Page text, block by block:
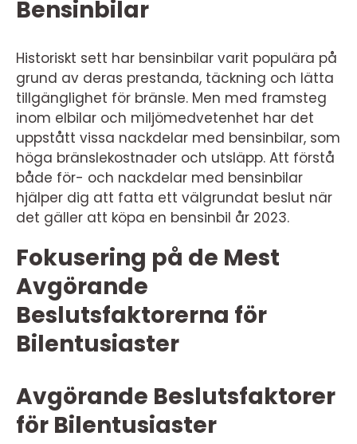
Bensinbilar
Historiskt sett har bensinbilar varit populära på
grund av deras prestanda, täckning och lätta
tillgänglighet för bränsle. Men med framsteg
inom elbilar och miljömedvetenhet har det
uppstått vissa nackdelar med bensinbilar, som
höga bränslekostnader och utsläpp. Att förstå
både för- och nackdelar med bensinbilar
hjälper dig att fatta ett välgrundat beslut när
det gäller att köpa en bensinbil år 2023.
Fokusering på de Mest
Avgörande
Beslutsfaktorerna för
Bilentusiaster
Avgörande Beslutsfaktorer
för Bilentusiaster